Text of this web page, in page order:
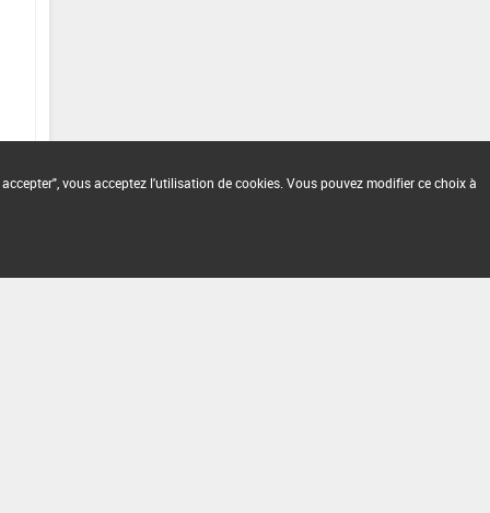
vous acceptez l'utilisation de cookies. Vous pouvez modifier ce choix à